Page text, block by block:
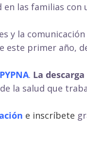
las familias con
y la
este primer año,
. La
la salud que
e inscríbete